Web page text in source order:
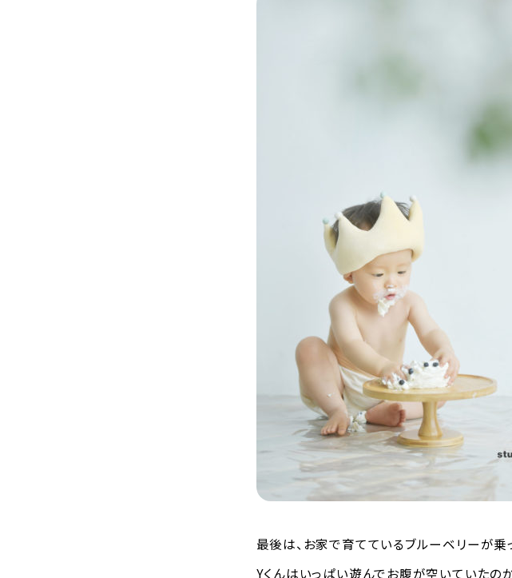
最後は、お家で育てているブルーベリーが乗
Yくんはいっぱい遊んでお腹が空いていたのか